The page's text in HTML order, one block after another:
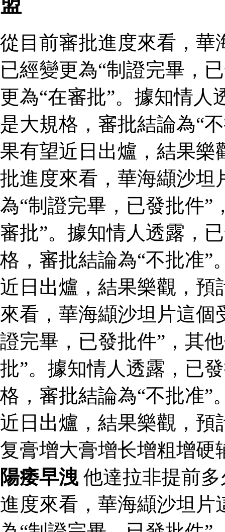
從目前審批進度來看，華
已經變更為“制證完畢，
更為“在審批”。據知情
是大規格，審批結論為“
果有望近日出爐，結果樂
批進度來看，華海纈沙坦
為“制證完畢，已發批件”
審批”。據知情人透露，
格，審批結論為“不批准”
近日出爐，結果樂觀，預
來看，華海纈沙坦片這個
證完畢，已發批件”，其
批”。據知情人透露，已
格，審批結論為“不批准”
近日出爐，結果樂觀，
复膏增大膏增长增粗增硬
陽痿早洩 他達拉非提前
進度來看，華海纈沙坦片